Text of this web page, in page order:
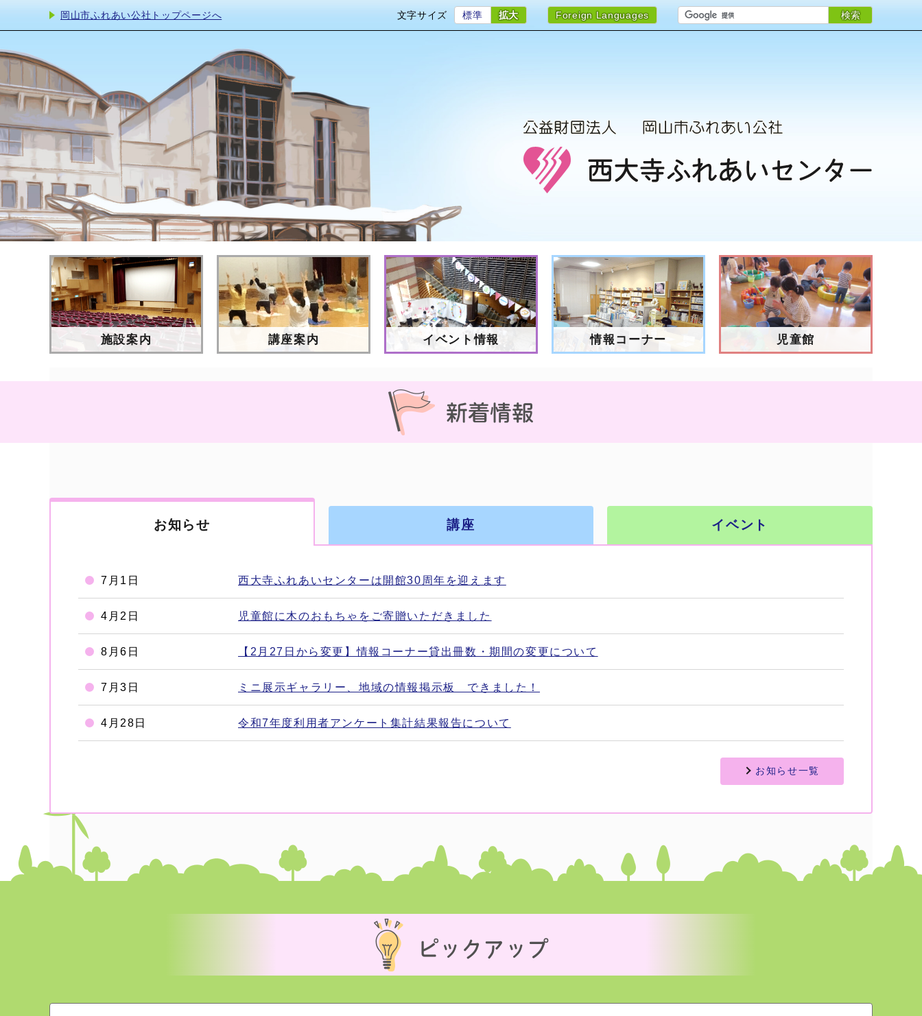
岡山市ふれあい公社トップページへ 文字サイズ 標準 拡大 Foreign Languages 検索
施設案内 講座案内 イベント情報 情報コーナー 児童館
お知らせ 講座 イベント
7月1日 西大寺ふれあいセンターは開館30周年を迎えます
4月2日 児童館に木のおもちゃをご寄贈いただきました
8月6日 【2月27日から変更】情報コーナー貸出冊数・期間の変更について
7月3日 ミニ展示ギャラリー、地域の情報掲示板 できました！
4月28日 令和7年度利用者アンケート集計結果報告について
お知らせ一覧